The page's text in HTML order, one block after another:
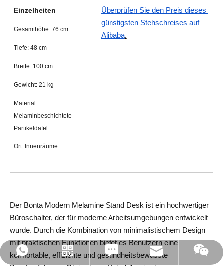
Einzelheiten
Gesamthöhe: 76 cm
Tiefe: 48 cm
Breite: 100 cm
Gewicht: 21 kg
Material:
Melaminbeschichtete
Partikeldafel
Ort: Innenräume
Überprüfen Sie den Preis dieses
günstigsten Stehschreises auf
Alibaba.
Der Bonta Modern Melamine Stand Desk ist ein hochwertiger
Büroschalter, der für moderne Arbeitsumgebungen entwickelt
wurde. Durch die Kombination von minimalistischem Design
mit praktischen Funktionen bietet es Benutzern eine
komfortable, effiziente und gesundheitsbewusste
WhatsApp
Linkedin
Leave Us A Message
jc35@jiecang.com
WeChat